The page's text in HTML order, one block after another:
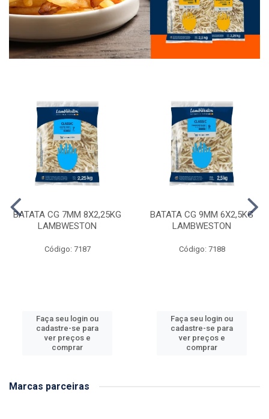
BATATA CG 7MM 8X2,25KG
LAMBWESTON
Código: 7187
Faça seu login ou
cadastre-se para
ver preços e
comprar
BATATA CG 9MM 6X2,5KG
LAMBWESTON
Código: 7188
Faça seu login ou
cadastre-se para
ver preços e
comprar
Marcas parceiras